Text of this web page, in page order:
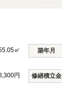
㎡ 築年月
円 修繕積立金